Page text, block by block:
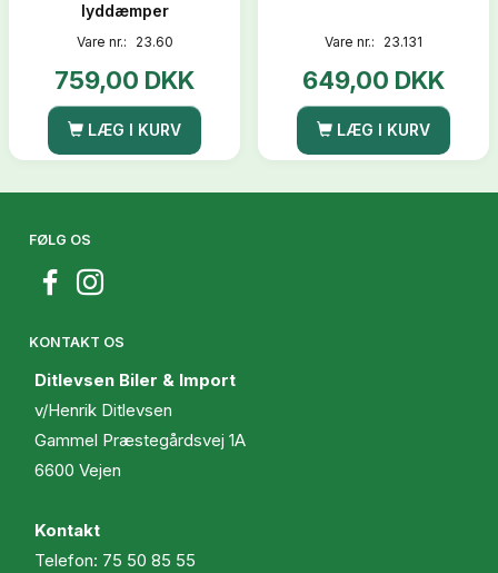
lyddæmper
Vare nr.: 23.60
759,00 DKK
LÆG I KURV
Vare nr.: 23.131
649,00 DKK
LÆG I KURV
FØLG OS
KONTAKT OS
Ditlevsen Biler & Import
v/Henrik Ditlevsen
Gammel Præstegårdsvej 1A
6600 Vejen
Kontakt
Telefon: 75 50 85 55